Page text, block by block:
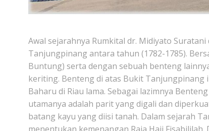
Awal sejarahnya Rumkital dr. Midiyato
Tanjungpinang antara tahun (1782-1785).
Buntung) serta dengan sebuah benteng
keriting. Benteng di atas Bukit Tanjungpinang
Baharu di Riau lama. Sebagai lazimnya
utamanya adalah parit yang digali dan
batang kayu yang diisi tanah. Dalam sejarah